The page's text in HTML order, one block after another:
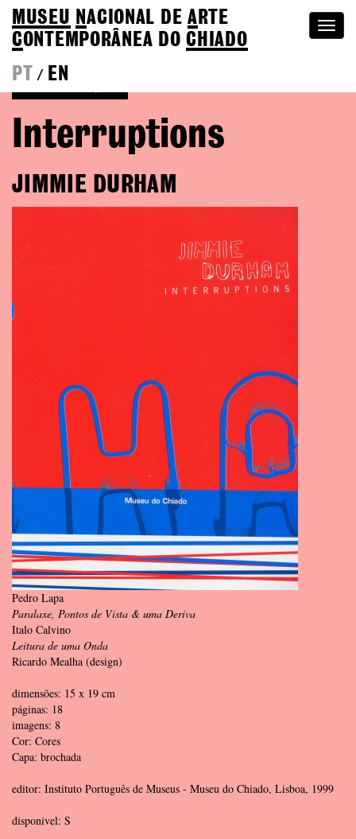
MUSEU NACIONAL DEA RTE
CONTEMPORÂNEA DOCHIADO
PT
/ EN
Interruptions
JIMMIE DURHAM
Pedro Lapa
Paralaxe, Pontos de Vista & uma Deriva
Italo Calvino
Leitura de uma Onda
Ricardo Mealha (design)
dimensões: 15 x 19 cm
páginas: 18
imagens: 8
Cor: Cores
Capa: brochada
editor: Instituto Português de Museus - Museu do Chiado, Lisboa, 1999
disponivel: S